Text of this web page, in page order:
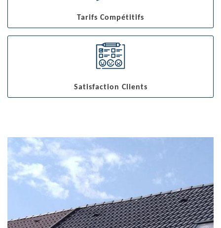
Tarifs Compétitifs
Satisfaction Clients